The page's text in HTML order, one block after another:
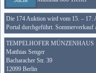
Die 174 Auktion wird vom 15. – 17.
Portal durchgeführt.
TEMPELHOFER MÜNZENHAUS
Matthias Senger
Bacharacher Str. 39
12099 Berlin